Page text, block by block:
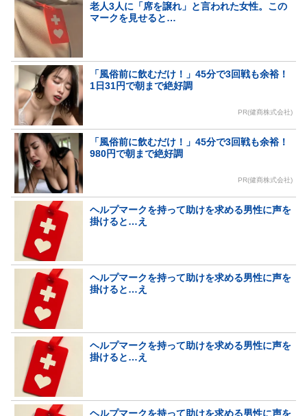
老人3人に「席を譲れ」と言われた女性。この
マークを見せると…
「風俗前に飲むだけ！」45分で3回戦も余裕！
1日31円で朝まで絶好調
PR(健商株式会社)
「風俗前に飲むだけ！」45分で3回戦も余裕！
980円で朝まで絶好調
PR(健商株式会社)
ヘルプマークを持って助けを求める男性に声を
掛けると…え
ヘルプマークを持って助けを求める男性に声を
掛けると…え
ヘルプマークを持って助けを求める男性に声を
掛けると…え
ヘルプマークを持って助けを求める男性に声を